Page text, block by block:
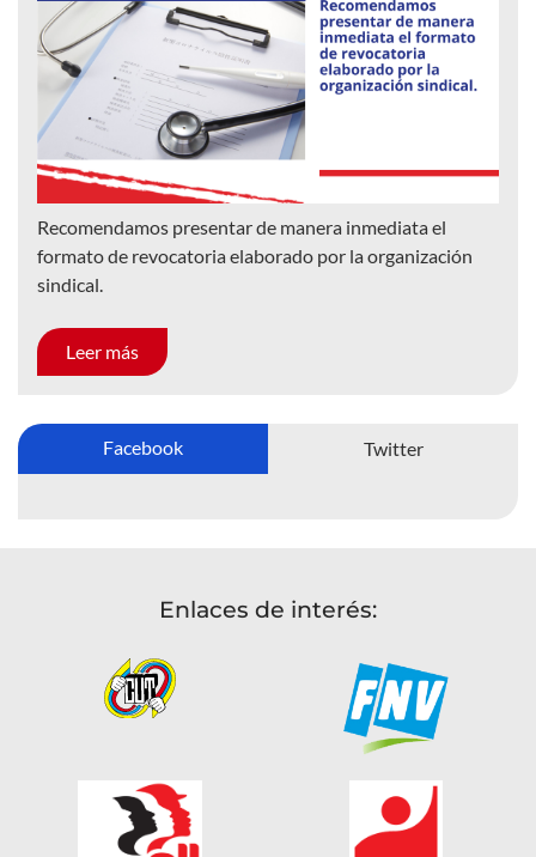
Recomendamos presentar de manera inmediata el
formato de revocatoria elaborado por la organización
sindical.
Leer más
Facebook Twitter
Enlaces de interés: